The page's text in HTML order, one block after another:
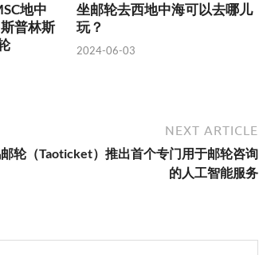
地中
普林斯
坐邮轮去西地中海可以去哪儿
玩？
2024-06-03
NEXT ARTICLE
轮（Taoticket）推出首个专门用于邮轮咨询
的人工智能服务